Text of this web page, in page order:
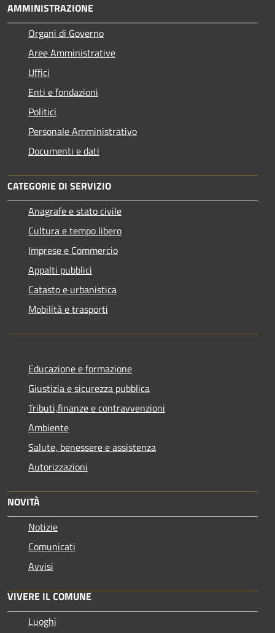
AMMINISTRAZIONE
Organi di Governo
Aree Amministrative
Uffici
Enti e fondazioni
Politici
Personale Amministrativo
Documenti e dati
CATEGORIE DI SERVIZIO
Anagrafe e stato civile
Cultura e tempo libero
Imprese e Commercio
Appalti pubblici
Catasto e urbanistica
Mobilità e trasporti
Educazione e formazione
Giustizia e sicurezza pubblica
Tributi,finanze e contravvenzioni
Ambiente
Salute, benessere e assistenza
Autorizzazioni
NOVITÀ
Notizie
Comunicati
Avvisi
VIVERE IL COMUNE
Luoghi